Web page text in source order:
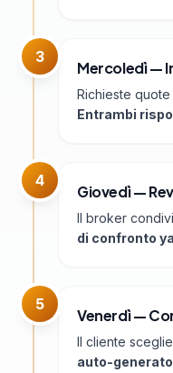
3
Mercoledì —
Richieste
Entrambi
4
Giovedì —
Il broker
di confronto
5
Venerdì —
Il cliente
auto-